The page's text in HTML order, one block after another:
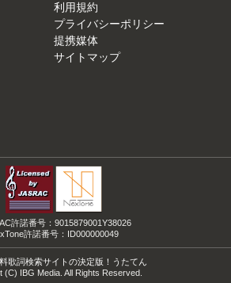
利用規約
プライバシーポリシー
提携媒体
サイトマップ
許諾番号：9015879001Y38026
許諾番号：ID000000049
歌詞検索サイトの決定版！うたてん
(C) IBG Media. All Rights Reserved.